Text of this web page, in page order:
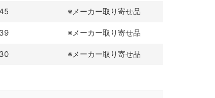
45 ※メーカー取り寄せ品
39 ※メーカー取り寄せ品
30 ※メーカー取り寄せ品